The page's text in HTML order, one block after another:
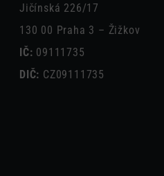
Jičínská 226/17
130 00 Praha 3 – Žižkov
IČ: 09111735
DIČ: CZ09111735